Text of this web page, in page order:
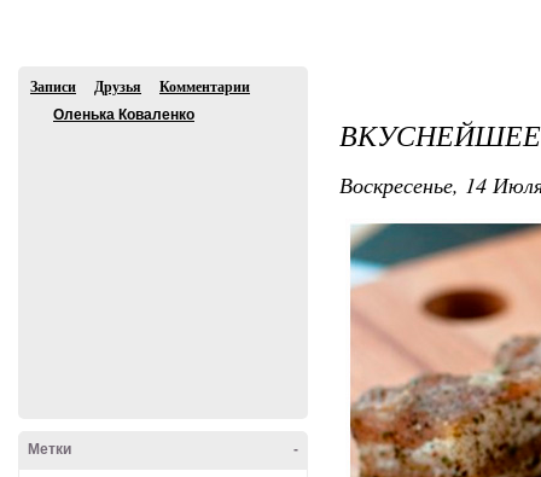
Записи Друзья
Комментарии
Оленька Коваленко
Воскресенье, 14